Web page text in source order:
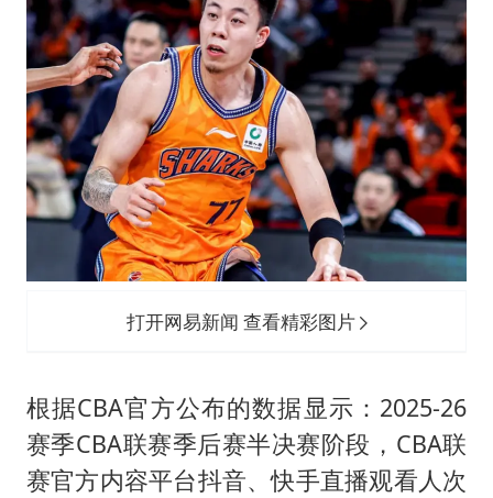
打开网易新闻 查看精彩图片
根据CBA官方公布的数据显示：2025-26
赛季CBA联赛季后赛半决赛阶段，CBA联
赛官方内容平台抖音、快手直播观看人次